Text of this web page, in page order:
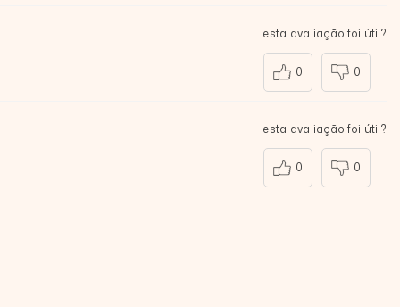
esta avaliação foi útil?
0 0
esta avaliação foi útil?
0 0